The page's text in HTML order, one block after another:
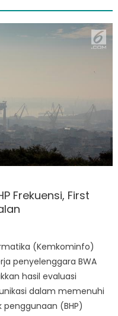
Frekuensi, First
(Kemkominfo)
penyelenggara BWA
hasil evaluasi
dalam memenuhi
(BHP)